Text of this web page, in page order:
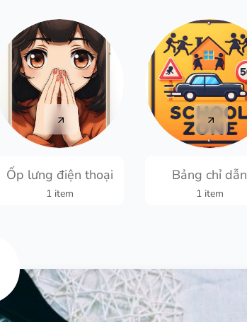
Ốp lưng điện thoại
1 item
Bảng chỉ dẫn
1 item